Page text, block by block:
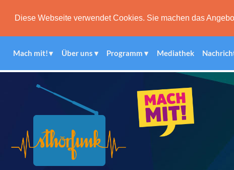
Diese Webseite verwendet Cookies. Sie machen das
Mach mit! Über uns Programm Mediathek